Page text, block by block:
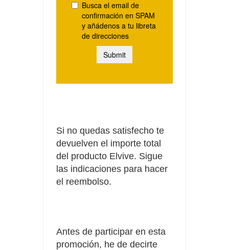
Si no quedas satisfecho te
devuelven el importe total
del producto Elvive. Sigue
las indicaciones para hacer
el reembolso.
Antes de participar en esta
promoción, he de decirte